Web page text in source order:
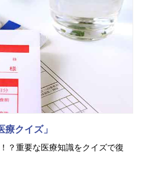
クイズ」
？重要な医療知識をクイズで復